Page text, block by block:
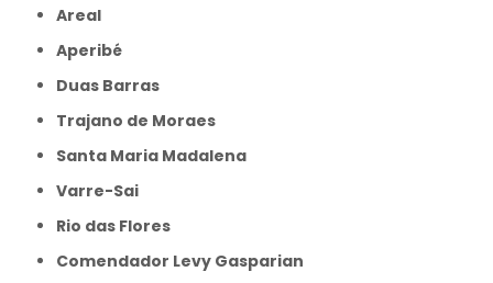
Areal
Aperibé
Duas Barras
Trajano de Moraes
Santa Maria Madalena
Varre-Sai
Rio das Flores
Comendador Levy Gasparian